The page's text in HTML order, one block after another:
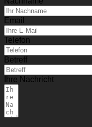
Email
Telefon
Betreff
Ihre Nachricht